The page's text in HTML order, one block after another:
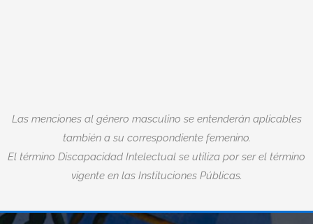
Las menciones al género masculino se entenderán aplicables
también a su correspondiente femenino.
El término Discapacidad Intelectual se utiliza por ser el término
vigente en las Instituciones Públicas.